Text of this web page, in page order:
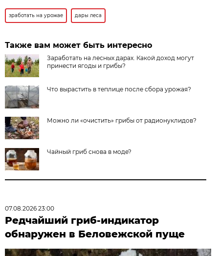
зработать на урожае дары леса
Также вам может быть интересно
Заработать на лесных дарах. Какой доход могут
принести ягоды и грибы?
Что вырастить в теплице после сбора урожая?
Можно ли «очистить» грибы от радионуклидов?
Чайный гриб снова в моде?
07.08.2026 23:00
Редчайший гриб-индикатор
обнаружен в Беловежской пуще